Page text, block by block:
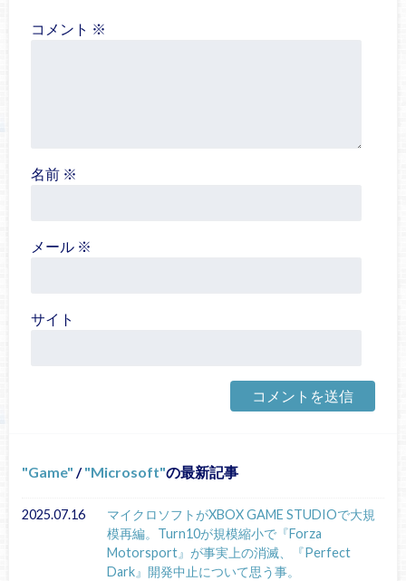
コメント ※
名前 ※
メール ※
サイト
Game / Microsoft の最新記事
2025.07.16
マイクロソフトがXBOX GAME STUDIOで大規
模再編。Turn10が規模縮小で『Forza
Motorsport』が事実上の消滅、『Perfect
Dark』開発中止について思う事。